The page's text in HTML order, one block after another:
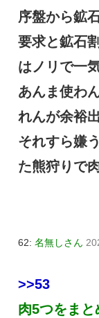
序盤から鉱
要求と鉱石
はノリで一
あんま使わ
れんが余裕
それすら嫌
た熊狩りで
62: 名無しさん
>>53
肉5つをま